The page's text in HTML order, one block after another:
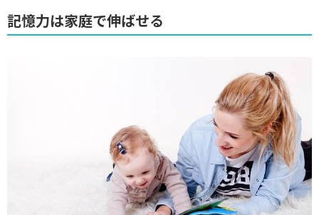
記憶力は家庭で伸ばせる